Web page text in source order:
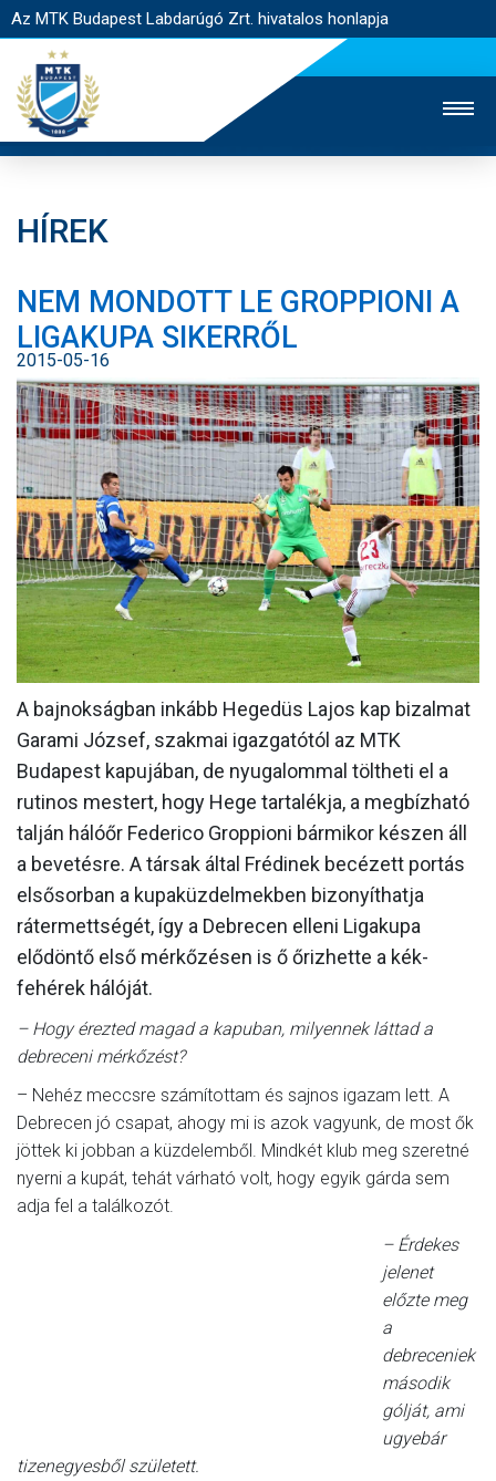
Az MTK Budapest Labdarúgó Zrt. hivatalos honlapja
JEGYÉRTÉKESÍTÉS
WEBSHOP
STADION
EGYESÜLET
KAPCSOLAT
NYITÓLAP
HÍREK
CSAPATOK
MÉRKŐZÉSEK
KLUB
GALÉRIA
SZURKOLÓI ÉLMÉNYEK
AKKREDITÁCIÓ
HÍREK
NEM MONDOTT LE GROPPIONI A
LIGAKUPA SIKERRŐL
2015-05-16
A bajnokságban inkább Hegedüs Lajos kap bizalmat
Garami József, szakmai igazgatótól az MTK
Budapest kapujában, de nyugalommal töltheti el a
rutinos mestert, hogy Hege tartalékja, a megbízható
talján hálóőr Federico Groppioni bármikor készen áll
a bevetésre. A társak által Frédinek becézett portás
elsősorban a kupaküzdelmekben bizonyíthatja
rátermettségét, így a Debrecen elleni Ligakupa
elődöntő első mérkőzésen is ő őrizhette a kék-
fehérek hálóját.
– Hogy érezted magad a kapuban, milyennek láttad a
debreceni mérkőzést?
– Nehéz meccsre számítottam és sajnos igazam lett. A
Debrecen jó csapat, ahogy mi is azok vagyunk, de most ők
jöttek ki jobban a küzdelemből. Mindkét klub meg szeretné
nyerni a kupát, tehát várható volt, hogy egyik gárda sem
adja fel a találkozót.
– Érdekes
jelenet
előzte meg
a
debreceniek
második
gólját, ami
ugyebár
tizenegyesből született.